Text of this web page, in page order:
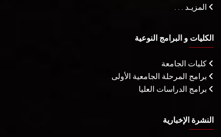
المزيـد . . .
الكليات و البرامج النوعية
كليات الجامعة
برامج المرحلة الجامعية الأولى
برامج الدراسات العليا
النشرة الإخبارية